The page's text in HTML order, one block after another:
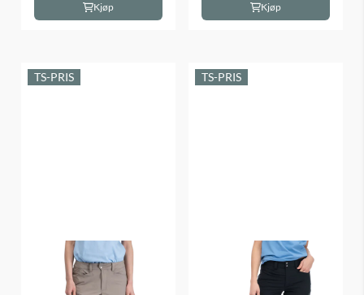
Kjøp Kjøp